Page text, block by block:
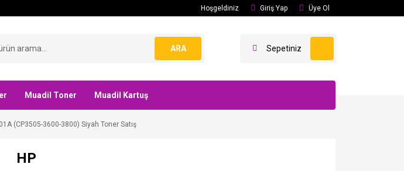
Hoşgeldiniz Giriş Yap Üye Ol
ARA Sepetiniz
Muadil Toner Muadil Kartuş
(CP3505-3600-3800) Siyah Toner Satış
HP